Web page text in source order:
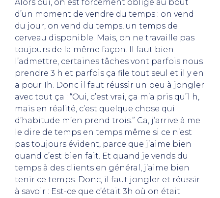
Alors oui, on est forcément obligé au bout
d’un moment de vendre du temps : on vend
du jour, on vend du temps, un temps de
cerveau disponible. Mais, on ne travaille pas
toujours de la même façon. Il faut bien
l’admettre, certaines tâches vont parfois nous
prendre 3 h et parfois ça file tout seul et il y en
a pour 1h. Donc il faut réussir un peu à jongler
avec tout ça : “Oui, c’est vrai, ça m’a pris qu’1 h,
mais en réalité, c’est quelque chose qui
d’habitude m’en prend trois.” Ca, j’arrive à me
le dire de temps en temps même si ce n’est
pas toujours évident, parce que j’aime bien
quand c’est bien fait. Et quand je vends du
temps à des clients en général, j’aime bien
tenir ce temps. Donc, il faut jongler et réussir
à savoir : Est-ce que c’était 3h où on était